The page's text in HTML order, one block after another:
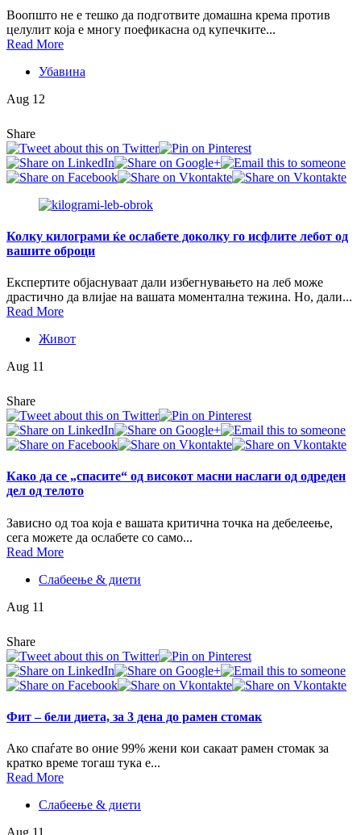
Воопшто не е тешко да подготвите домашна крема против
целулит која е многу поефикасна од купечките...
Read More
Убавина
Aug 12
Share
Колку килограми ќе ослабете доколку го исфлите лебот од
вашите оброци
Експертите објаснуваат дали избегнувањето на леб може
драстично да влијае на вашата моментална тежина. Но, дали...
Read More
Живот
Aug 11
Share
Како да се „спасите“ од високот масни наслаги од одреден
дел од телото
Зависно од тоа која е вашата критична точка на дебелеење,
сега можете да ослабете со само...
Read More
Слабеење & диети
Aug 11
Share
Фит – бели диета, за 3 дена до рамен стомак
Ако спаѓате во оние 99% жени кои сакаат рамен стомак за
кратко време тогаш тука е...
Read More
Слабеење & диети